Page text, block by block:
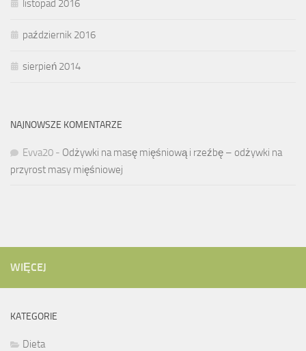
listopad 2016
październik 2016
sierpień 2014
NAJNOWSZE KOMENTARZE
Evva20 - Odżywki na masę mięśniową i rzeźbę – odżywki na
przyrost masy mięśniowej
WIĘCEJ
KATEGORIE
Dieta